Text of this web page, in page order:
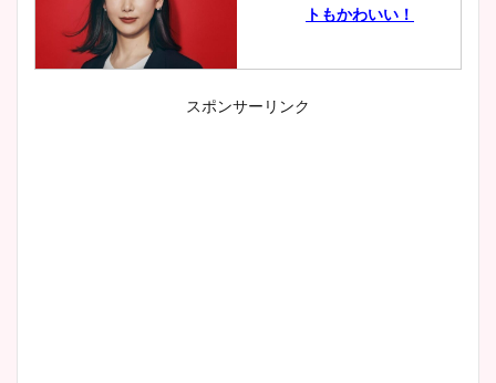
トもかわいい！
小室瑛莉子のカップ画像まと
スポンサーリンク